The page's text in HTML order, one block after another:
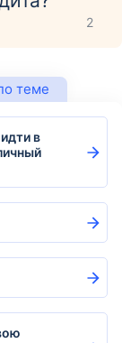
2
теме
в